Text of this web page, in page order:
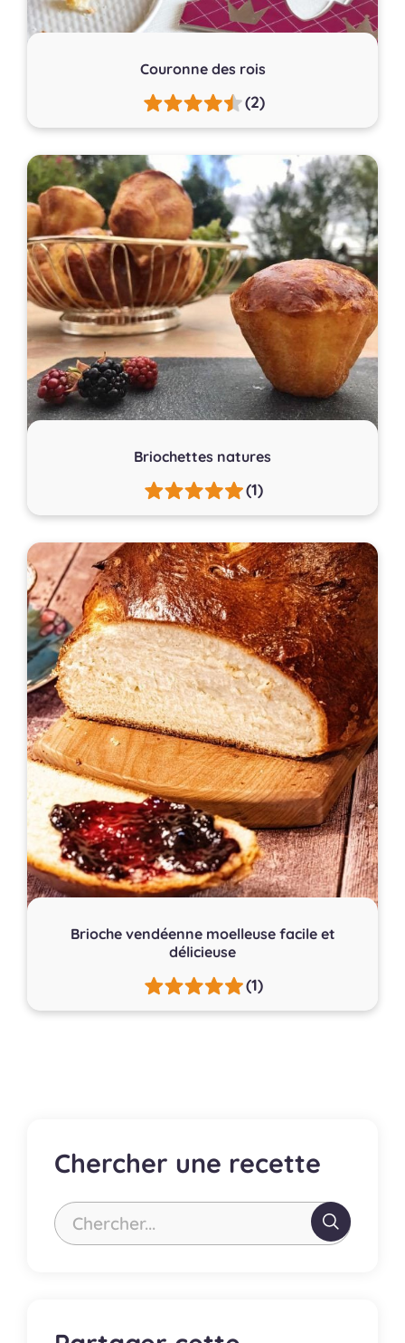
Couronne des rois
(2)
Briochettes natures
(1)
Brioche vendéenne moelleuse facile et
délicieuse
(1)
Chercher une recette
Chercher...